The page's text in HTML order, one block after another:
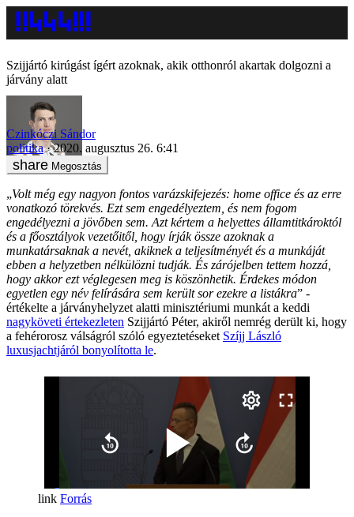
Szijjártó kirúgást ígért azoknak, akik otthonról akartak dolgozni a
járvány alatt
Czinkóczi Sándor
politika
2020. augusztus 26. 6:41
Megosztás
„Volt még egy nagyon fontos varázskifejezés: home office és az erre
vonatkozó törekvés. Ezt sem engedélyeztem, és nem fogom
engedélyezni a jövőben sem. Azt kértem a helyettes államtitkároktól
és a főosztályok vezetőitől, hogy írják össze azoknak a
munkatársaknak a nevét, akiknek a teljesítményét és a munkáját
ebben a helyzetben nélkülözni tudják. És zárójelben tettem hozzá,
hogy akkor ezt véglegesen meg is köszönhetik. Érdekes módon
egyetlen egy név felírására sem került sor ezekre a listákra” -
értékelte a járványhelyzet alatti minisztériumi munkát a keddi
nagyköveti értekezleten Szijjártó Péter, akiről nemrég derült ki, hogy
a fehérorosz válságról szóló egyeztetéseket Szíjj László
luxusjachtjáról bonyolította le.
Forrás